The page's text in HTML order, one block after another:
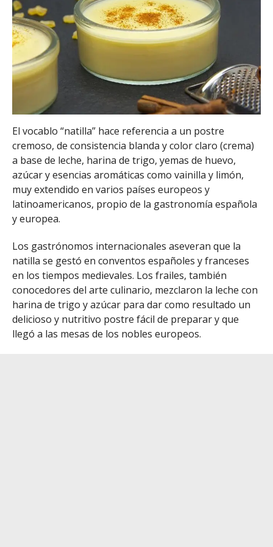
El vocablo “natilla” hace referencia a un postre
cremoso, de consistencia blanda y color claro (crema)
a base de leche, harina de trigo, yemas de huevo,
azúcar y esencias aromáticas como vainilla y limón,
muy extendido en varios países europeos y
latinoamericanos, propio de la gastronomía española
y europea.
Los gastrónomos internacionales aseveran que la
natilla se gestó en conventos españoles y franceses
en los tiempos medievales. Los frailes, también
conocedores del arte culinario, mezclaron la leche con
harina de trigo y azúcar para dar como resultado un
delicioso y nutritivo postre fácil de preparar y que
llegó a las mesas de los nobles europeos.